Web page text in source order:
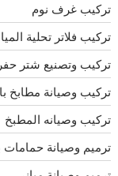
تركيب غرف نوم
تركيب فلاتر تحلية
تركيب وتصنيع شتر
تركيب وصيانة مطابخ
تركيب وصيانه المطبخ
ترميم وصيانة حمامات